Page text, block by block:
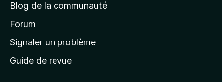
d
a
c
Blog de la communauté
Forum
Signaler un problème
Guide de revue